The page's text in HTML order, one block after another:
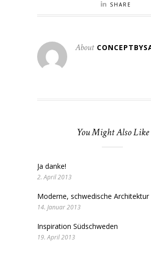
SHARE
About
You Might Also Like
Ja danke!
2. April 2013
Moderne, schwedische Architektur
14. Januar 2013
Inspiration Südschweden
19. April 2013